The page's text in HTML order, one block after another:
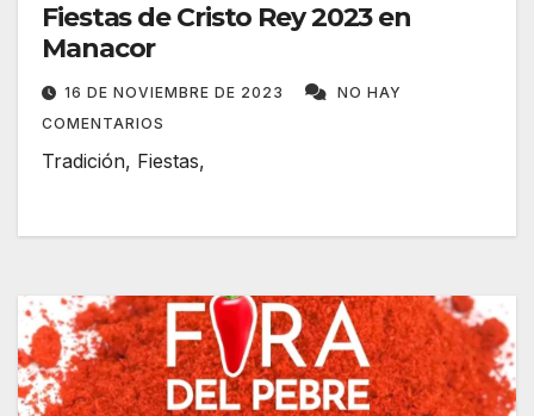
Fiestas de Cristo Rey 2023 en
Manacor
16 DE NOVIEMBRE DE 2023
NO HAY
COMENTARIOS
Tradición, Fiestas,